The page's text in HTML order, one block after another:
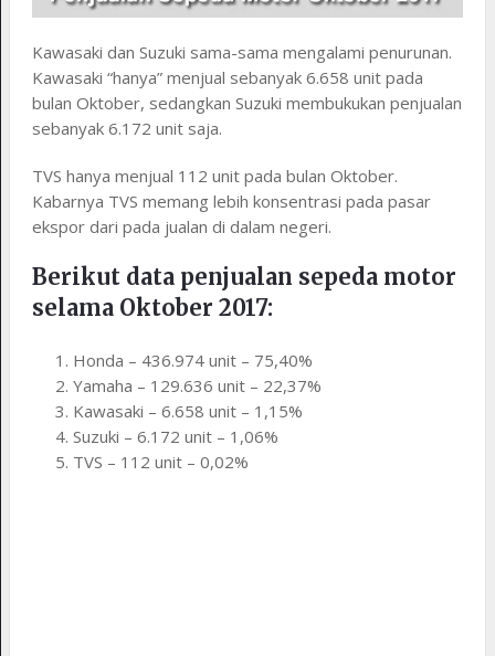
Kawasaki dan Suzuki sama-sama mengalami penurunan.
Kawasaki “hanya” menjual sebanyak 6.658 unit pada
bulan Oktober, sedangkan Suzuki membukukan penjualan
sebanyak 6.172 unit saja.
TVS hanya menjual 112 unit pada bulan Oktober.
Kabarnya TVS memang lebih konsentrasi pada pasar
ekspor dari pada jualan di dalam negeri.
Berikut data penjualan sepeda motor
selama Oktober 2017:
Honda – 436.974 unit – 75,40%
Yamaha – 129.636 unit – 22,37%
Kawasaki – 6.658 unit – 1,15%
Suzuki – 6.172 unit – 1,06%
TVS – 112 unit – 0,02%